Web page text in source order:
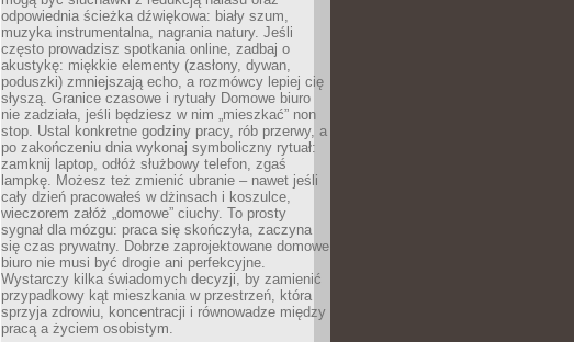
odpowiednia ścieżka dźwiękowa: biały szum,
muzyka instrumentalna, nagrania natury. Jeśli
często prowadzisz spotkania online, zadbaj o
akustykę: miękkie elementy (zasłony, dywan,
poduszki) zmniejszają echo, a rozmówcy lepiej cię
słyszą. Granice czasowe i rytuały Domowe biuro
nie zadziała, jeśli będziesz w nim „mieszkać” non
stop. Ustal konkretne godziny pracy, rób przerwy, a
po zakończeniu dnia wykonaj symboliczny rytuał:
zamknij laptop, odłóż służbowy telefon, zgaś
lampkę. Możesz też zmienić ubranie – nawet jeśli
cały dzień pracowałeś w dżinsach i koszulce,
wieczorem załóż „domowe” ciuchy. To prosty
sygnał dla mózgu: praca się skończyła, zaczyna
się czas prywatny. Dobrze zaprojektowane domowe
biuro nie musi być drogie ani perfekcyjne.
Wystarczy kilka świadomych decyzji, by zamienić
przypadkowy kąt mieszkania w przestrzeń, która
sprzyja zdrowiu, koncentracji i równowadze między
pracą a życiem osobistym.